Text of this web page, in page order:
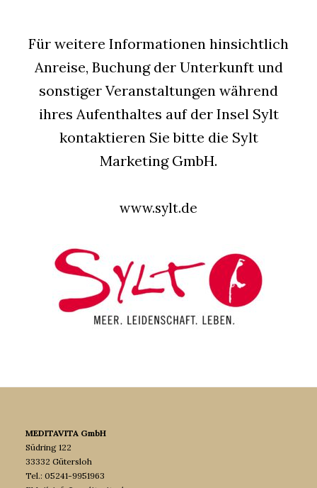
Für weitere Informationen hinsichtlich
Anreise, Buchung der Unterkunft und
sonstiger Veranstaltungen während
ihres Aufenthaltes auf der Insel Sylt
kontaktieren Sie bitte die Sylt
Marketing GmbH.
www.sylt.de
MEDITAVITA GmbH
Südring 122
33332 Gütersloh
Tel.: 05241-9951963